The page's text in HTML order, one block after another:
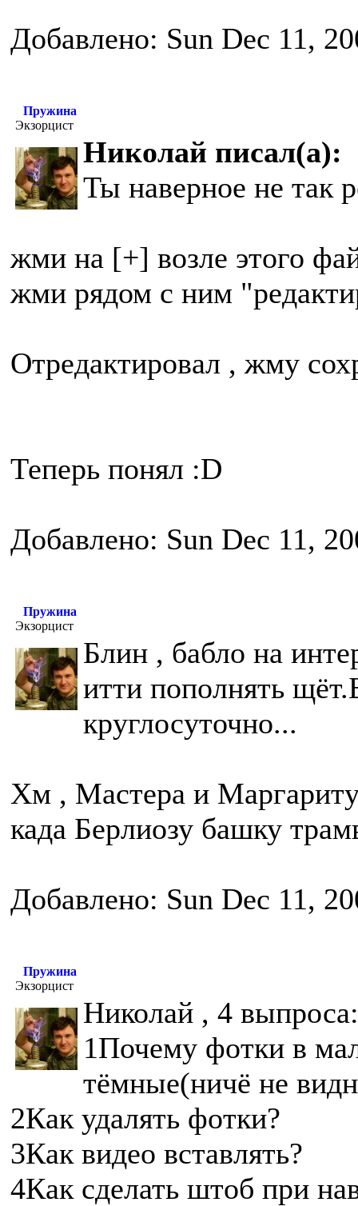
Добавлено: Sun Dec 11,
Пружина
Экзорцист
Николай писал(а):
Ты наверное не так
жми на [+] возле этого
жми рядом с ним
Отредактировал , жму
Теперь понял :D
Добавлено: Sun Dec 11,
Пружина
Экзорцист
Блин , бабло на
итти пополнять
круглосуточно...
Хм , Мастера и
када Берлиозу башку
Добавлено: Sun Dec 11,
Пружина
Экзорцист
Николай , 4 выпроса:
1Почему фотки в
тёмные(ничё не
2Как удалять фотки?
3Как видео вставлять?
4Как сделать штоб при